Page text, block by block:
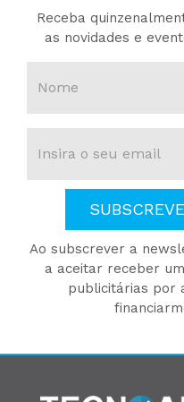
Receba
as novidades e
Ao subscrever a
a aceitar receber
publicitárias por